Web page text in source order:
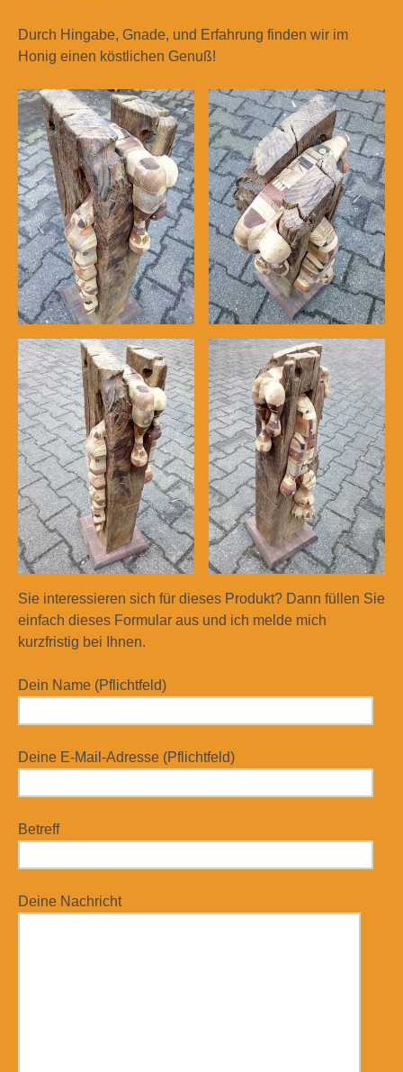
Durch Hingabe, Gnade, und Erfahrung finden wir im
Honig einen köstlichen Genuß!
Sie interessieren sich für dieses Produkt? Dann füllen Sie
einfach dieses Formular aus und ich melde mich
kurzfristig bei Ihnen.
Dein Name (Pflichtfeld)
Deine E-Mail-Adresse (Pflichtfeld)
Betreff
Deine Nachricht